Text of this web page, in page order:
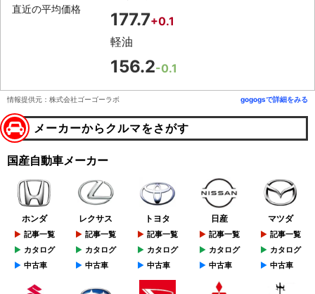
直近の平均価格 177.7+0.1
軽油
156.2-0.1
情報提供元：株式会社ゴーゴーラボ gogogsで詳細をみる
メーカーからクルマをさがす
国産自動車メーカー
ホンダ
記事一覧
カタログ
中古車
レクサス
記事一覧
カタログ
中古車
トヨタ
記事一覧
カタログ
中古車
日産
記事一覧
カタログ
中古車
マツダ
記事一覧
カタログ
中古車